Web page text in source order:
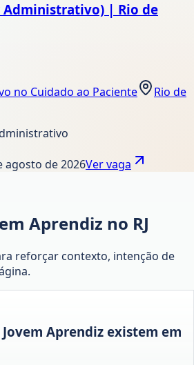
| Rio de
no Cuidado ao Paciente
Rio de
agosto de 2026Ver vaga
Aprendiz no RJ
reforçar contexto, intenção de
Aprendiz existem em